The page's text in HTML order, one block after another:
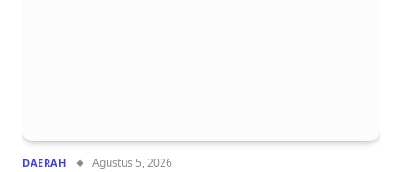
DAERAH Agustus 5, 2026